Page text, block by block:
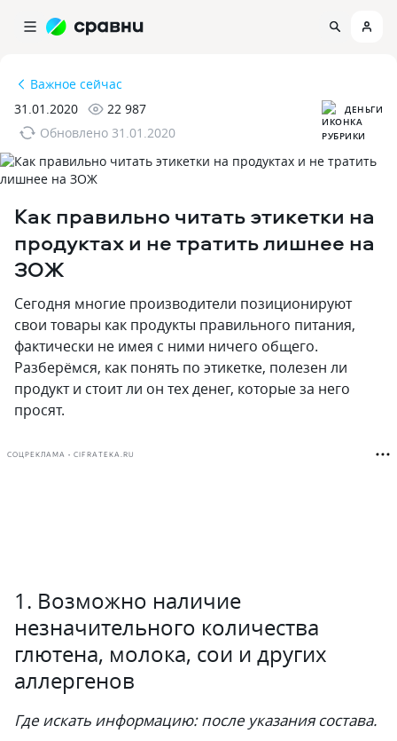
Важное сейчас
31.01.2020
22 987
Обновлено 31.01.2020
ДЕНЬГИ
Как правильно читать этикетки на
продуктах и не тратить лишнее на
ЗОЖ
Сегодня многие производители позиционируют
свои товары как продукты правильного питания,
фактически не имея с ними ничего общего.
Разберёмся, как понять по этикетке, полезен ли
продукт и стоит ли он тех денег, которые за него
просят.
СОЦРЕКЛАМА • CIFRATEKA.RU
1. Возможно наличие
незначительного количества
глютена, молока, сои и других
аллергенов
Где искать информацию: после указания состава.